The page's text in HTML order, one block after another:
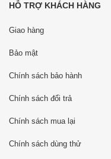
HỖ TRỢ KHÁCH HÀNG
Giao hàng
Bảo mật
Chính sách bảo hành
Chính sách đổi trả
Chính sách mua lại
Chính sách dùng thử